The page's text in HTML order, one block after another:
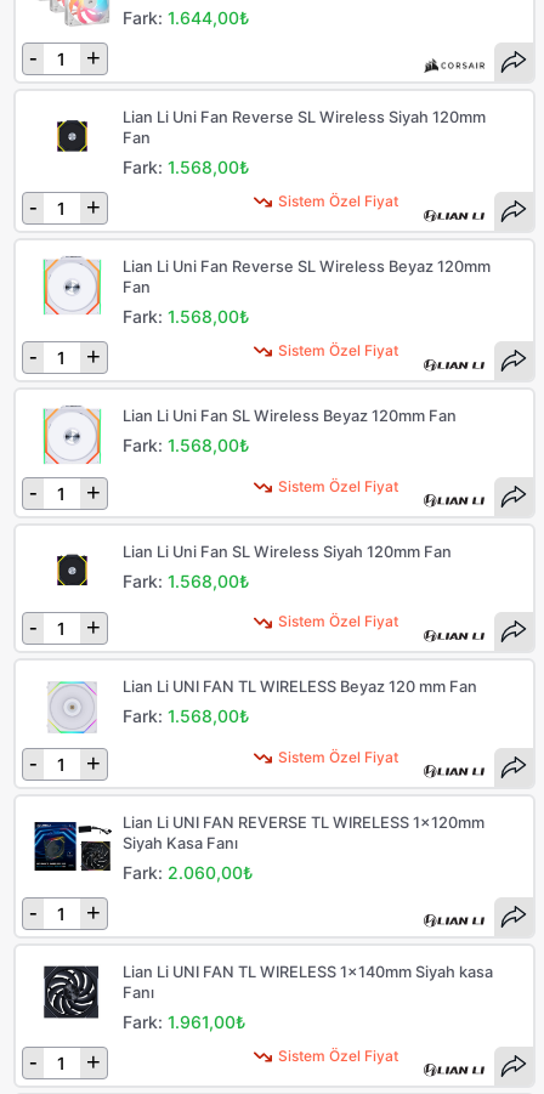
Fark:1.644,00₺
- +
Sistem Özel Fiyat
Lian Li Uni Fan Reverse SL Wireless Siyah 120mm
Fan
Fark:1.568,00₺
- +
Sistem Özel Fiyat
Lian Li Uni Fan Reverse SL Wireless Beyaz 120mm
Fan
Fark:1.568,00₺
- +
Sistem Özel Fiyat
Lian Li Uni Fan SL Wireless Beyaz 120mm Fan
Fark:1.568,00₺
- +
Sistem Özel Fiyat
Lian Li Uni Fan SL Wireless Siyah 120mm Fan
Fark:1.568,00₺
- +
Sistem Özel Fiyat
Lian Li UNI FAN TL WIRELESS Beyaz 120 mm Fan
Fark:1.568,00₺
- +
Lian Li UNI FAN REVERSE TL WIRELESS 1x120mm
Siyah Kasa Fanı
Fark: 2.060,00₺
- +
Sistem Özel Fiyat
Lian Li UNI FAN TL WIRELESS 1x140mm Siyah kasa
Fanı
Fark:1.961,00₺
- +